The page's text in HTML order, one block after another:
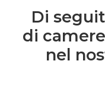
Di
di
nel